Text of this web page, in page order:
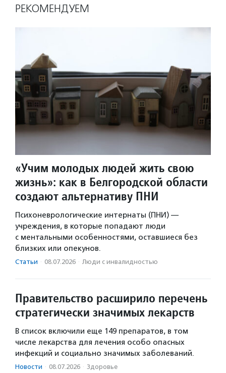
РЕКОМЕНДУЕМ
«Учим молодых людей жить свою
жизнь»: как в Белгородской области
создают альтернативу ПНИ
Психоневрологические интернаты (ПНИ) —
учреждения, в которые попадают люди
с ментальными особенностями, оставшиеся без
близких или опекунов.
Статьи · 08.07.2026 · Люди с инвалидностью
Правительство расширило перечень
стратегически значимых лекарств
В список включили еще 149 препаратов, в том
числе лекарства для лечения особо опасных
инфекций и социально значимых заболеваний.
Новости · 08.07.2026 · Здоровье